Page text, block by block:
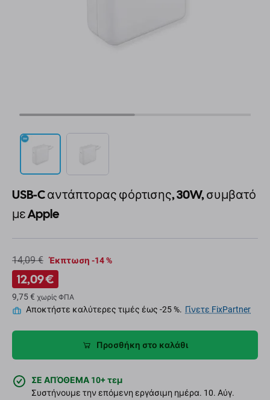
USB-C αντάπτορας φόρτισης, 30W, συμβατό
με Apple
14,09 € Έκπτωση -14 %
12,09 €
9,75 € χωρίς ΦΠΑ
Αποκτήστε καλύτερες τιμές έως -25 %. Γίνετε FixPartner
Προσθήκη στο καλάθι
ΣΕ ΑΠΌΘΕΜΑ 10+ τεμ
Συστήνουμε την επόμενη εργάσιμη ημέρα. 10. Αύγ.